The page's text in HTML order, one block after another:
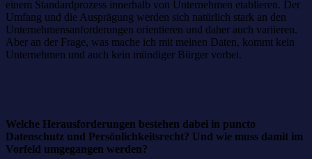
einem Standardprozess innerhalb von Unternehmen etablieren. Der
Umfang und die Ausprägung werden sich natürlich stark an den
Unternehmensanforderungen orientieren und daher auch variieren.
Aber an der Frage, was mache ich mit meinen Daten, kommt kein
Unternehmen und auch kein mündiger Bürger vorbei.
Welche Herausforderungen bestehen dabei in puncto
Datenschutz und Persönlichkeitsrecht? Und wie muss damit im
Vorfeld umgegangen werden?